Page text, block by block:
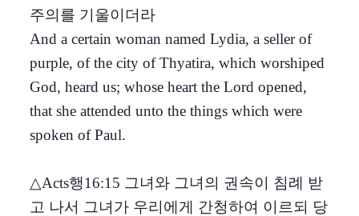
주의를 기울이더라
And a certain woman named Lydia, a seller of
purple, of the city of Thyatira, which worshiped
God, heard us; whose heart the Lord opened,
that she attended unto the things which were
spoken of Paul.
△Acts행16:15 그녀와 그녀의 권속이 침례 받
고 나서 그녀가 우리에게 간청하여 이르되 당